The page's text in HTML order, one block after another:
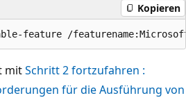
Kopieren
mitSchritt 2 fortzufahren :
für die Ausführung von